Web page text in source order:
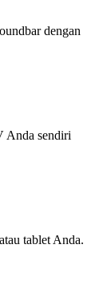
dengan
Anda sendiri
tablet Anda.